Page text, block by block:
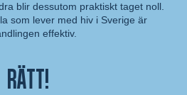
blir dessutom praktiskt taget noll.
som lever med hiv i Sverige är
effektiv.
Rätt!